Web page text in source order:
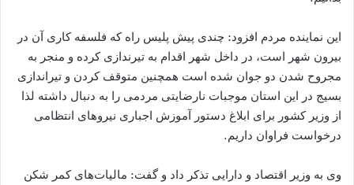
این نماینده مردم افزود: چندی پیش پلیس راه که فلسفه کاری آن در
بیرون شهر است، در داخل شهر اقدام به تیرندازی کرده و منجر به
مجروح شدن دو جوان شده است همچنین متوقف کردن و تیراندازی
بسیج در این استان موجبات نارضایتی مردمی را به دنبال داشته لذا
از وزیر کشور برای ابلاغ دستور آموزش اجباری نیروهای انتظامی
درخواست فراوان داریم.
وی به وزیر اقتصاد و دارایی تذکر داد و گفت: مالیات‌های کمر شکن